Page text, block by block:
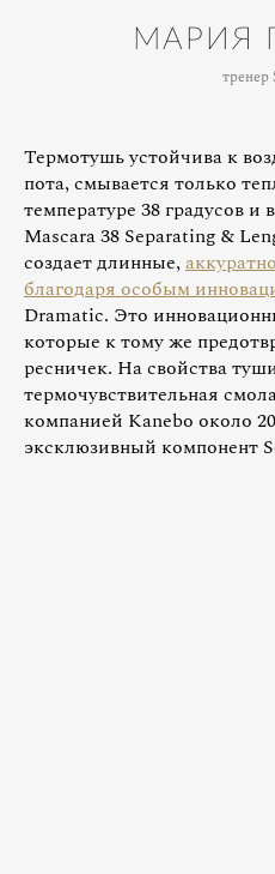
МАРИЯ
тренер
Термотушь устойчива к
пота, смывается только
температуре 38 градусов
Mascara 38 Separating &
создает длинные,
благодаря особым
Dramatic. Это
которые к тому же
ресничек. На свойства
термочувствительная
компанией Kanebo около
эксклюзивный компонент